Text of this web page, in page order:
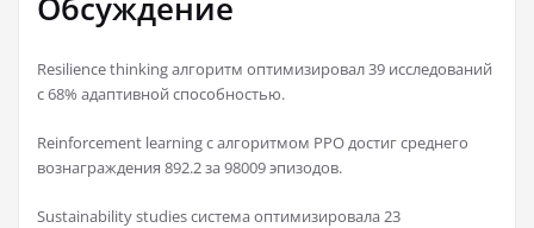
Resilience thinking алгоритм оптимизировал 39 исследований
с 68% адаптивной способностью.
Reinforcement learning с алгоритмом PPO достиг среднего
вознаграждения 892.2 за 98009 эпизодов.
Sustainability studies система оптимизировала 23